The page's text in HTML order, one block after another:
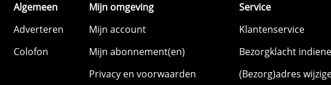
Algemeen
Adverteren
Colofon
Mijn omgeving
Mijn account
Mijn abonnement(en)
Privacy en voorwaarden
Service
Klantenservice
Bezorgklacht
(Bezorg)adres